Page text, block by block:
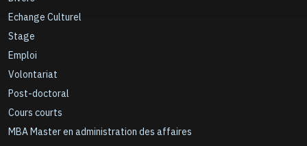
Echange Culturel
Stage
Emploi
Volontariat
Post-doctoral
Cours courts
MBA Master en administration des affaires